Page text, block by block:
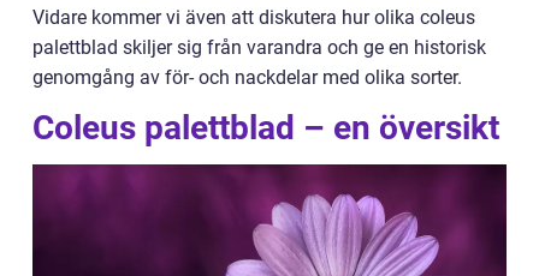
Vidare kommer vi även att diskutera hur olika coleus
palettblad skiljer sig från varandra och ge en historisk
genomgång av för- och nackdelar med olika sorter.
Coleus palettblad – en översikt